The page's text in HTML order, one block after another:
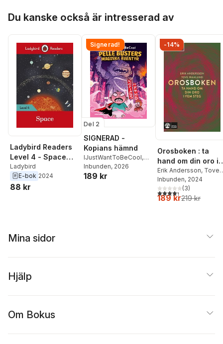
Du kanske också är intresserad av
Ladybird Readers
Level 4 - Space
(ELT Graded
Reader)
Ladybird
E-bok 2024
88 kr
Signerad!
Del 2
SIGNERAD -
Kopians hämnd
IJustWantToBeCool,
Joel Adolphson
Ejdemo Beer
Inbunden, 2026
189 kr
-14%
Orosboken : ta
hand om din oro i
fem steg
Erik Andersson, Tove
Wahlund
Inbunden, 2024
4,3utav 5 stjärnor.
(3)
189 kr219 kr
Mina sidor
Hjälp
Om Bokus